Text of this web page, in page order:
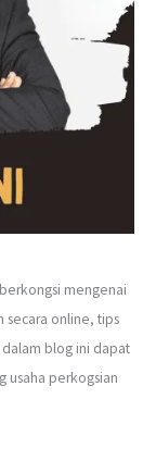
mengenai
secara online, tips
blog ini dapat
usaha perkogsian